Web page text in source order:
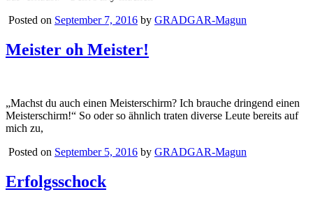
Posted on September 7, 2016 by GRADGAR-Magun
Meister oh Meister!
„Machst du auch einen Meisterschirm? Ich brauche dringend einen
Meisterschirm!“ So oder so ähnlich traten diverse Leute bereits auf
mich zu,
Posted on September 5, 2016 by GRADGAR-Magun
Erfolgsschock